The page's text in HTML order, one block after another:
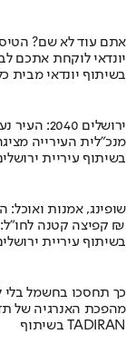
אתם עוד לא שם?
יונדאי לוקחת אתכם
בשיתוף יונדאי מבית
ירושלים 2040: העיר נערכת ל- 1.5 מליון תושבים
מנכ"לית העירייה
בשיתוף עיריית
שופינג, אמנות
קפיצה קטנה לחו"ל: טיילת חדשה, מיצגי אמנות, וכיכרות משופצות בהשקעה של 100 מיליון ₪
בשיתוף עיריית
כך תחסכו בחשמל בלי
מהפכת האנרגיה של
בשיתוף TADIRAN